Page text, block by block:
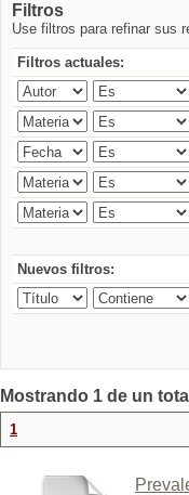
Filtros
Use filtros para refinar sus
Filtros actuales:
Nuevos filtros:
Mostrando 1 de un
1